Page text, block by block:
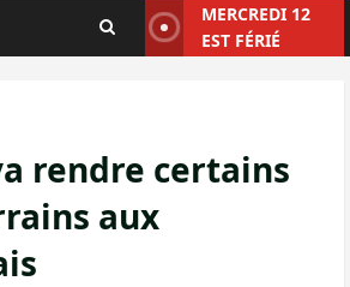
MERCREDI 12
EST FÉRIÉ
rendre certains
aux